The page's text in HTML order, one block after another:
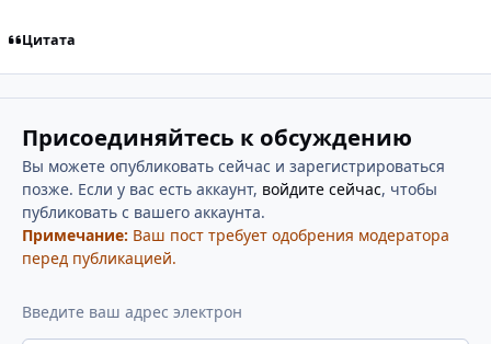
Цитата
Присоединяйтесь к обсуждению
Вы можете опубликовать сейчас и зарегистрироваться
позже. Если у вас есть аккаунт, войдите сейчас, чтобы
публиковать с вашего аккаунта.
Примечание: Ваш пост требует одобрения модератора
перед публикацией.